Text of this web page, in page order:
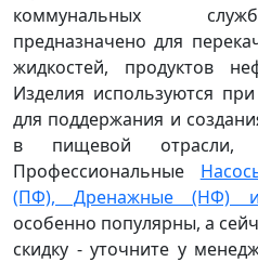
коммунальных
предназначено для
жидкостей, продуктов
Изделия используются
для поддержания и
в пищевой отрасли,
Профессиональные
(ПФ), Дренажные (НФ)
особенно популярны, а
скидку - уточните у